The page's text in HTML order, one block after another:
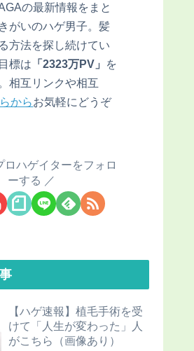
の最新情報をまと
がいのハゲ男子。髪
方法を探し続けてい
標は 「2323万PV」 を
相互リンクや相互
からお気軽にどうぞ
ロハゲイターをフォロ
ーする
【ハゲ速報】植毛手術を受
けて「人生が変わった」人
がこちら（画像あり）